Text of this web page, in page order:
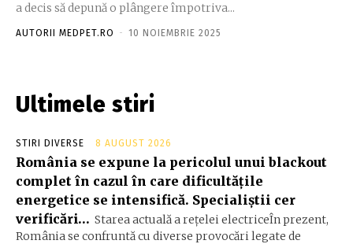
a decis să depună o plângere împotriva...
AUTORII MEDPET.RO - 10 NOIEMBRIE 2025
Ultimele stiri
STIRI DIVERSE 8 AUGUST 2026
România se expune la pericolul unui blackout
complet în cazul în care dificultățile
energetice se intensifică. Specialiștii cer
verificări… Starea actuală a rețelei electriceÎn prezent,
România se confruntă cu diverse provocări legate de